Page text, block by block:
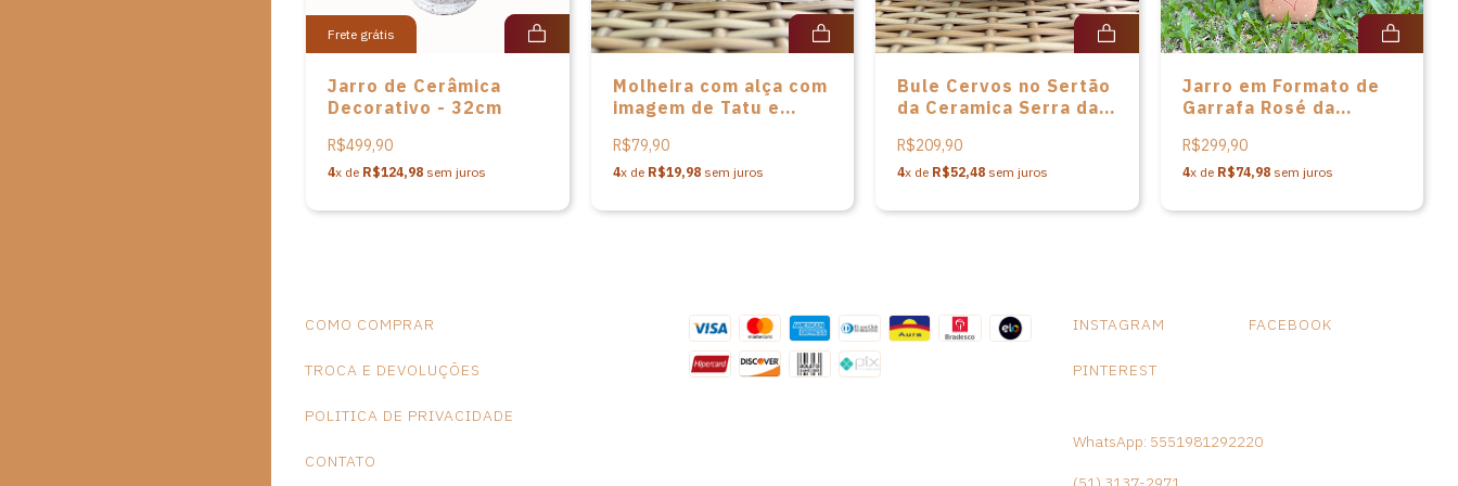
Frete grátis
Jarro de Cerâmica
Decorativo - 32cm
R$499,90
4x de R$124,98 sem juros
Molheira com alça com
imagem de Tatu e
Ceramica Serra da
Capivara - PP
R$79,90
4x de R$19,98sem juros
Bule Cervos no Sertão
da Ceramica Serra da
R$209,90
4x de R$52,48 sem juros
Jarro em Formato de
Garrafa Rosé da
R$299,90
4x de R$74,98sem juros
COMO COMPRAR
TROCA E DEVOLUÇÕES
POLITICA DE PRIVACIDADE
CONTATO
INSTAGRAM FACEBOOK
PINTEREST
WhatsApp: 5551981292220